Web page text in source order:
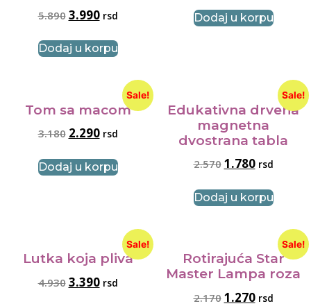
5.890 3.990 rsd
Dodaj u korpu
Dodaj u korpu
Sale!
Tom sa macom
3.180 2.290 rsd
Dodaj u korpu
Sale!
Edukativna drvena
magnetna
dvostrana tabla
2.570 1.780 rsd
Dodaj u korpu
Sale!
Lutka koja pliva
4.930 3.390 rsd
Sale!
Rotirajuća Star
Master Lampa roza
2.170 1.270 rsd